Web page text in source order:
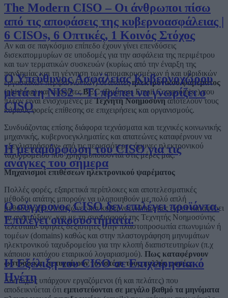
The Modern CISO – Οι άνθρωποι πίσω
από τις αποφάσεις της κυβερνοασφάλειας |
6 CISOs, 6 Οπτικές, 1 Κοινός Στόχος
Ο Υπεύθυνος Ασφάλειας Κυβερνοχώρου
μετά τη NIS2 – Τι πρέπει να γνωρίζει ο
CISO
Η μεταμόρφωση του CISO για τις
ανάγκες του σήμερα
Ο σύγχρονος CISO δεν επιλέγει προϊόντα.
Επιλέγει οικοσυστήματα.
Η Εξέλιξη του CISO σε Επιχειρησιακό
Ηγέτη
Αν και σε παγκόσμιο επίπεδο έχουν γίνει επενδύσεις
δισεκατομμυρίων σε υποδομές για την ασφάλεια της περιμέτρου
και των τερματικών συσκευών (κυρίως από την έναρξη της
πανδημίας και τη γέννηση των απομακρυσμένων ή και υβριδικών
εργασιακών περιβαλλόντων) οι απάτεςηλεκτρονικού ψαρέματος
(phishing) και οι απάτεςBEC(Business Email Compromise) που
πλέον είναι ενισχυμένες μεΤεχνητή Νοημοσύνηαποτελούν τους
κύριους φορείς επίθεσης σε επιχειρήσεις και οργανισμούς.
Συνδυάζοντας επίσης διάφορα τεχνάσματα και τεχνικές κοινωνικής
μηχανικής, κυβερνοεγκληματίες και απατεώνες καταφέρνουν να
«ξεγλιστρήσουν» από τις περισσότερες άμυνες ηλεκτρονικού
ταχυδρομείου που χρησιμοποιούνται στις μέρες μας.
Μηχανισμοί επιθέσεων ηλεκτρονικού ψαρέματος
Πολλές φορές, εξαιρετικά περίπλοκες και αποτελεσματικές
μέθοδοι απάτης μπορούν να υλοποιηθούν με πολύ απλή
μεθοδολογία. Απατεώνες και κυβερνοεγκληματίες έχουν καταφέρει
να αναπτύξουν -και με τη συνεισφορά της Τεχνητής Νοημοσύνης
τελευταία- υψηλές δεξιότητες στην πλαστοπροσωπία επωνυμιών ή
τομέων (domains) καθώς και στην πλαστογράφηση μηνυμάτων
ηλεκτρονικού ταχυδρομείου για την κλοπή διαπιστευτηρίων (π.χ
κάποιου κατόχου εταιρικού λογαριασμού). Πως καταφέρνουν
ωστόσο και πετυχαίνουν τον στόχο τους πολλές φορές;
Δυστυχώς υπάρχουν εργαζόμενοι (ή και πελάτες) που
αποδεικνύεται ότι εμπιστεύονται σε μεγάλο βαθμό τα μηνύματα